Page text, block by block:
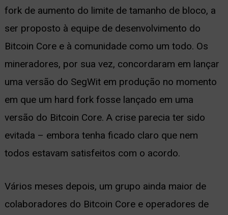
fork de aumento do limite de tamanho de bloco, a
ser proposto à equipe de desenvolvimento do
Bitcoin Core e à comunidade como um todo. Os
mineradores, por sua vez, concordaram em lançar
uma versão do SegWit em produção no momento
em que um hard fork fosse lançado em uma
versão do Bitcoin Core. A crise parecia ter sido
evitada – embora tenha ficado claro que nem
todos estavam satisfeitos com o acordo.
Vários meses depois, um grupo ainda maior de
colaboradores do Bitcoin Core e operadores de